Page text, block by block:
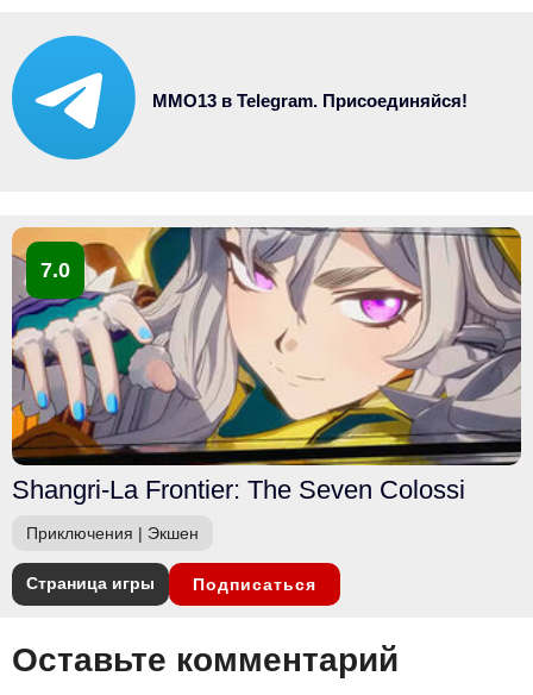
MMO13 в Telegram. Присоединяйся!
7.0
Shangri-La Frontier: The Seven Colossi
Приключения | Экшен
Страница игры Подписаться
Оставьте комментарий